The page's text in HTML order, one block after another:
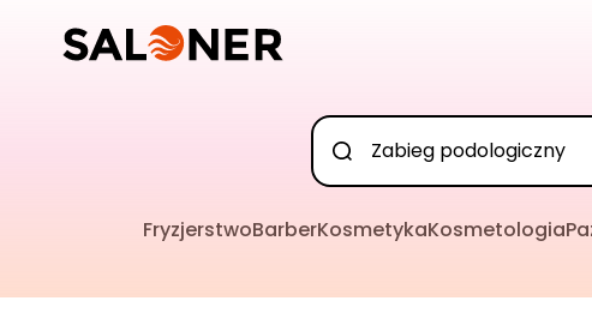
FryzjerstwoBarberKosmetykaKosmetologia